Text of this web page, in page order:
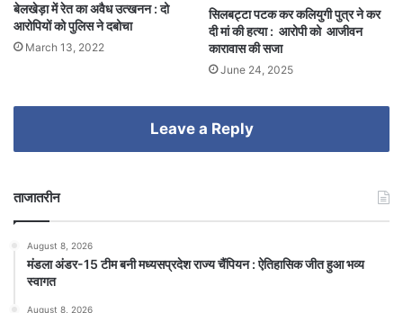
बेलखेड़ा में रेत का अवैध उत्खनन : दो
आरोपियों को पुलिस ने दबोचा
March 13, 2022
सिलबट्टा पटक कर कलियुगी पुत्र ने कर
दी मां की हत्‍या : आरोपी को आजीवन
कारावास की सजा
June 24, 2025
Leave a Reply
ताजातरीन
August 8, 2026
मंडला अंडर-15 टीम बनी मध्यसप्रदेश राज्य चैंपियन : ऐतिहासिक जीत हुआ भव्य
स्वागत
August 8, 2026